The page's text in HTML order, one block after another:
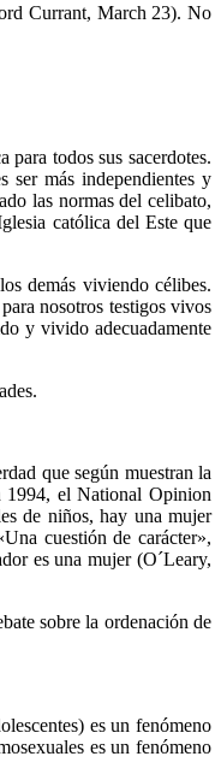
Currant, March 23). No
todos sus sacerdotes.
ser más independientes y
las normas del celibato,
católica del Este que
demás viviendo célibes.
nosotros testigos vivos
y vivido adecuadamente
que según muestran la
1994, el National Opinion
de niños, hay una mujer
cuestión de carácter»,
es una mujer (O´Leary,
sobre la ordenación de
es un fenómeno
es un fenómeno